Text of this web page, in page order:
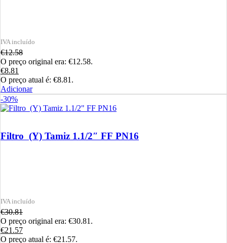
€12.58
O preço original era: €12.58.
€8.81
O preço atual é: €8.81.
Adicionar
-30%
Filtro (Y) Tamiz 1.1/2″ FF PN16
€30.81
O preço original era: €30.81.
€21.57
O preço atual é: €21.57.